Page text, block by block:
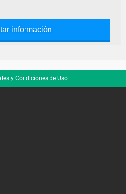
información
y Condiciones de Uso